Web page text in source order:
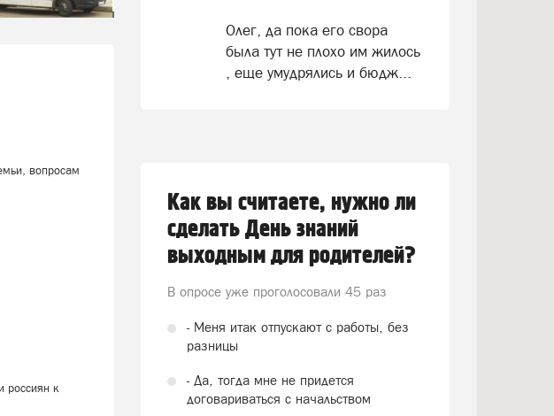
вопросам
россиян к
Олег, да пока его свора
была тут не плохо им жилось
, еще умудрялись и бюдж...
Как вы считаете, нужно ли
сделать День знаний
выходным для родителей?
В опросе уже проголосовали 45 раз
- Меня итак отпускают с работы, без
разницы
- Да, тогда мне не придется
договариваться с начальством